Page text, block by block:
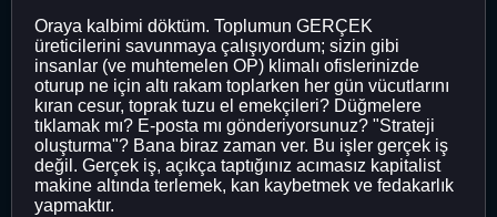
Oraya kalbimi döktüm. Toplumun GERÇEK
üreticilerini savunmaya çalışıyordum; sizin gibi
insanlar (ve muhtemelen OP) klimalı ofislerinizde
oturup ne için altı rakam toplarken her gün vücutlarını
kıran cesur, toprak tuzu el emekçileri? Düğmelere
tıklamak mı? E-posta mı gönderiyorsunuz? "Strateji
oluşturma"? Bana biraz zaman ver. Bu işler gerçek iş
değil. Gerçek iş, açıkça taptığınız acımasız kapitalist
makine altında terlemek, kan kaybetmek ve fedakarlık
yapmaktır.